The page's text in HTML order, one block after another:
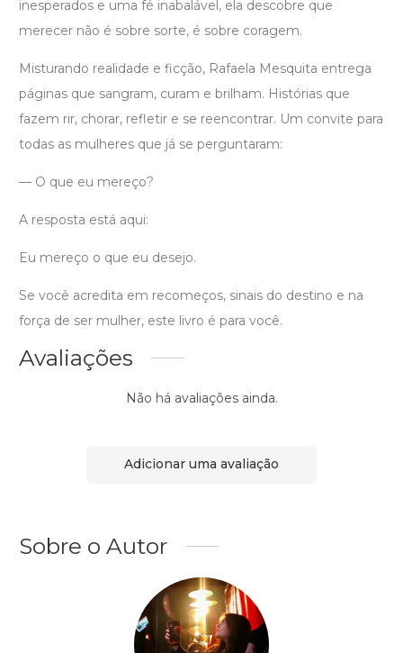
inesperados e uma fé inabalável, ela descobre que
merecer não é sobre sorte, é sobre coragem.
Misturando realidade e ficção, Rafaela Mesquita entrega
páginas que sangram, curam e brilham. Histórias que
fazem rir, chorar, refletir e se reencontrar. Um convite para
todas as mulheres que já se perguntaram:
— O que eu mereço?
A resposta está aqui:
Eu mereço o que eu desejo.
Se você acredita em recomeços, sinais do destino e na
força de ser mulher, este livro é para você.
Avaliações
Não há avaliações ainda.
Adicionar uma avaliação
Sobre o Autor